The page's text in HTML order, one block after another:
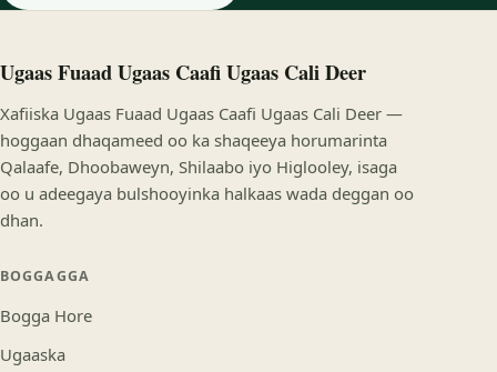
Ugaas Fuaad Ugaas Caafi Ugaas Cali Deer
Xafiiska Ugaas Fuaad Ugaas Caafi Ugaas Cali Deer —
hoggaan dhaqameed oo ka shaqeeya horumarinta
Qalaafe, Dhoobaweyn, Shilaabo iyo Higlooley, isaga
oo u adeegaya bulshooyinka halkaas wada deggan oo
dhan.
BOGGAGGA
Bogga Hore
Ugaaska